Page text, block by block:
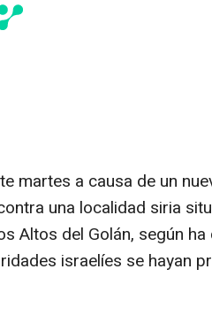
martes a causa de un
una localidad siria
Altos del Golán, según ha
israelíes se hayan